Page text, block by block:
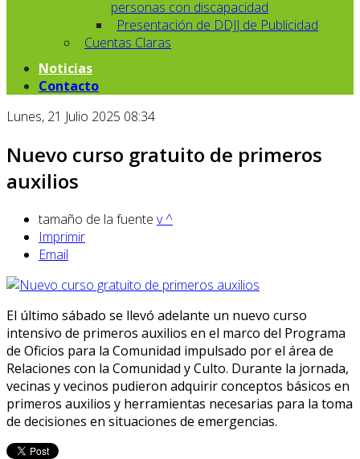
personas con discapacidad
Presentación de DDJJ de Publicidad
Cuentas Claras
Noticias
Contacto
Lunes, 21 Julio 2025 08:34
Nuevo curso gratuito de primeros
auxilios
tamaño de la fuente v^
Imprimir
Email
El último sábado se llevó adelante un nuevo curso
intensivo de primeros auxilios en el marco del Programa
de Oficios para la Comunidad impulsado por el área de
Relaciones con la Comunidad y Culto. Durante la jornada,
vecinas y vecinos pudieron adquirir conceptos básicos en
primeros auxilios y herramientas necesarias para la toma
de decisiones en situaciones de emergencias.